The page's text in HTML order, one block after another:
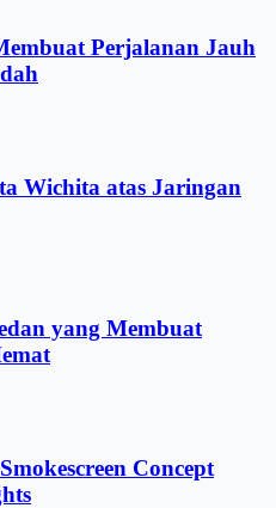
Perjalanan Jauh
Wichita atas Jaringan
yang Membuat
Concept